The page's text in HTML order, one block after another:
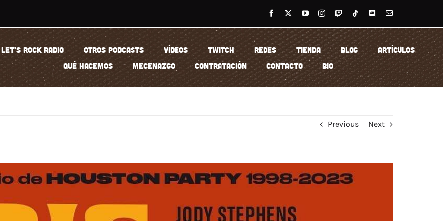
LET’S ROCK RADIO OTROS PODCASTS VÍDEOS TWITCH REDES TIENDA BLOG
ARTÍCULOS
QUÉ HACEMOS
MECENAZGO CONTRATACIÓN CONTACTO BIO
Previous Next